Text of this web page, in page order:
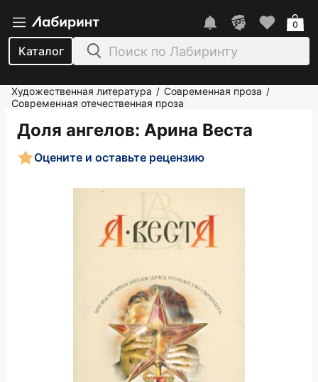
Каталог
0
Художественная литература / Современная проза /
Современная отечественная проза
Доля ангелов: Арина Веста
Оцените и оставьте рецензию